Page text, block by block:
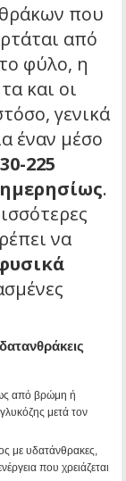
που
από
φύλο, η
και οι
γενικά
έναν μέσο
225
.
να
από βρώμη ή
μετά τον
με υδατάνθρακες,
που χρειάζεται